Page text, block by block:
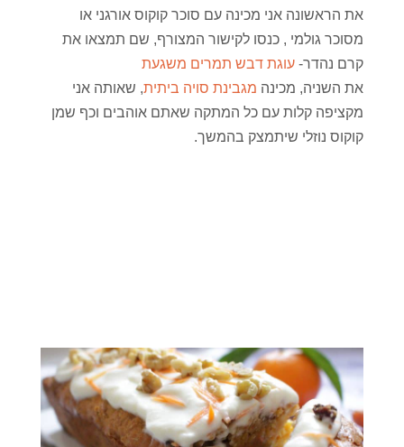
את הראשונה אני מכינה עם סוכר קוקוס אורגני או
מסוכר גולמי , כנסו לקישור המצורף, שם תמצאו את
קרם נהדר- עוגת דבש תמרים משגעת
את השניה, מכינה מגבינת סויה ביתית, שאותה אני
מקציפה קלות עם כל המתקה שאתם אוהבים וכף שמן
קוקוס נוזלי שיתמצק בהמשך.